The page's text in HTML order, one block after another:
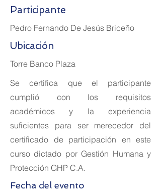
Participante
Pedro Fernando De Jesús Briceño
Ubicación
Torre Banco Plaza
Se certifica que el participante
cumplió con los requisitos
académicos y la experiencia
suficientes para ser merecedor del
certificado de participación en este
curso dictado por Gestión Humana y
Protección GHP C.A.
Fecha del evento